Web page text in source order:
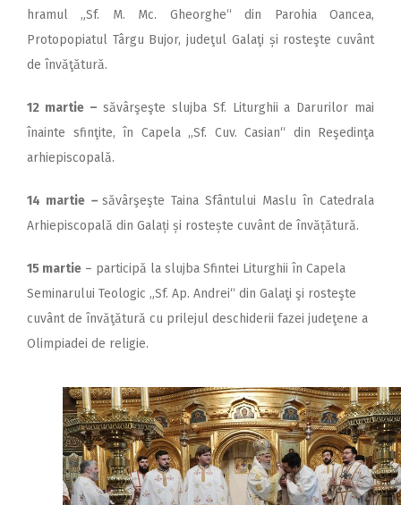
hramul „Sf. M. Mc. Gheorghe“ din Parohia Oancea,
Protopopiatul Târgu Bujor, judeţul Galaţi și rosteşte cuvânt
de învăţătură.
12 martie – săvârşeşte slujba Sf. Liturghii a Darurilor mai
înainte sfinţite, în Capela ,,Sf. Cuv. Casian“ din Reşedinţa
arhiepiscopală.
14 martie – săvârşeşte Taina Sfântului Maslu în Catedrala
Arhiepiscopală din Galați și rostește cuvânt de învățătură.
15 martie – participă la slujba Sfintei Liturghii în Capela
Seminarului Teologic „Sf. Ap. Andrei“ din Galaţi şi rosteşte
cuvânt de învăţătură cu prilejul deschiderii fazei judeţene a
Olimpiadei de religie.